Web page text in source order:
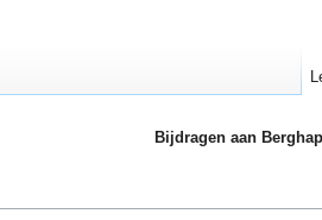
Bijdragen aan